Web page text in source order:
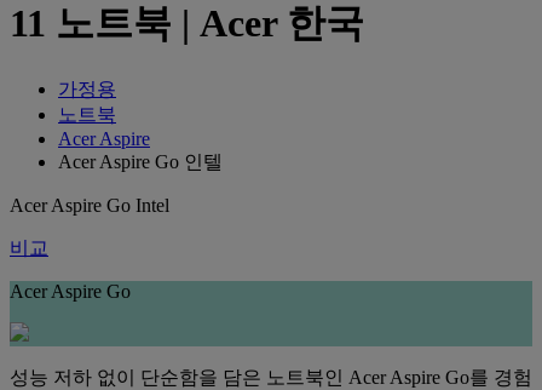
11 노트북 | Acer 한국
가정용
노트북
Acer Aspire
Acer Aspire Go 인텔
Acer Aspire Go Intel
비교
Acer Aspire Go
성능 저하 없이 단순함을 담은 노트북인 Acer Aspire Go를 경험